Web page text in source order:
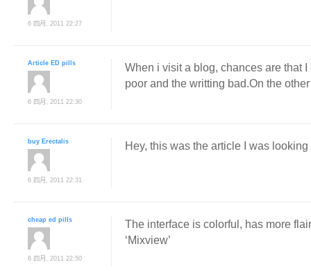
6 四月, 2011 22:27
Article ED pills
6 四月, 2011 22:30
When i visit a blog, chances are that
poor and the writting bad.On the
buy Erectalis
6 四月, 2011 22:31
Hey, this was the article I was looking
cheap ed pills
6 四月, 2011 22:50
The interface is colorful, has more
‘Mixview’